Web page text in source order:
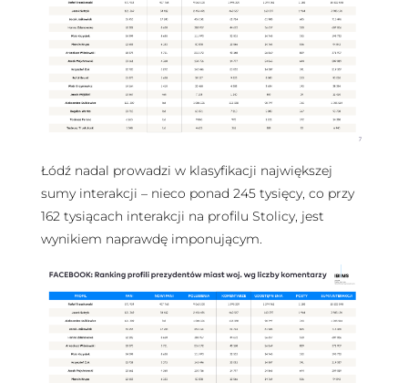
Łódź nadal prowadzi w klasyfikacji największej
sumy interakcji – nieco ponad 245 tysięcy, co przy
162 tysiącach interakcji na profilu Stolicy, jest
wynikiem naprawdę imponującym.